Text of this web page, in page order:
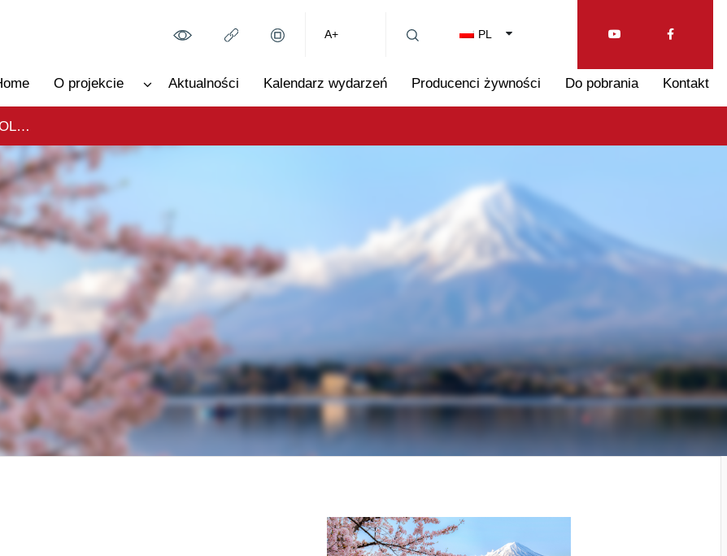
A+ PL
O projekcie Aktualności Kalendarz wydarzeń Producenci żywności Do pobrania Kontakt
ZAPROSZENIE DO UDZIAŁU W POLSKIM STOISKU NARODOWYM NA TARGACH FOODEX JAPAN 2026 – nabór zamknięty